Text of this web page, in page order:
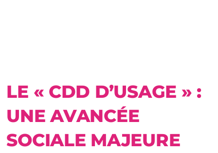
LE « CDD D’USAGE » :
UNE AVANCÉE
SOCIALE MAJEURE